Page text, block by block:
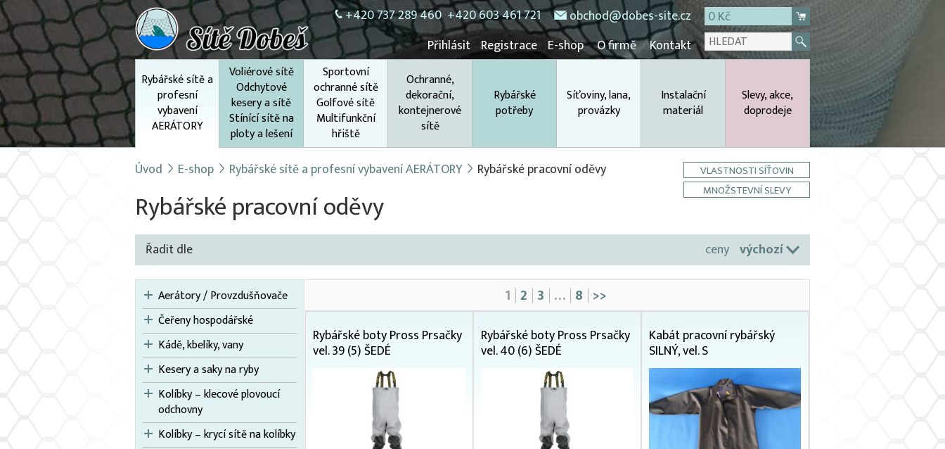
+420 737 289 460 +420 603 461 721 obchod@dobes-site.cz
0 Kč
Přihlásit Registrace E-shop O firmě Kontakt
Rybářské sítě a
profesní
vybavení
AERÁTORY
Voliérové sítě
Odchytové
kesery a sítě
Stínící sítě na
ploty a lešení
Sportovní
ochranné sítě
Golfové sítě
Multifunkční
hřiště
Ochranné,
dekorační,
kontejnerové
sítě
Rybářské
potřeby
Síťoviny, lana,
provázky
Instalační
materiál
Slevy, akce,
doprodeje
Úvod E-shop Rybářské sítě a profesní vybavení AERÁTORY Rybářské pracovní oděvy
VLASTNOSTI SÍŤOVIN
MNOŽSTEVNÍ SLEVY
Rybářské pracovní oděvy
Řadit dle ceny výchozí
Aerátory / Provzdušňovače
Čeřeny hospodářské
Kádě, kbelíky, vany
Kesery a saky na ryby
Kolíbky – klecové plovoucí
odchovny
Kolíbky – krycí sítě na kolíbky
1 2 3 … 8 >>
Rybářské boty Pross Prsačky
vel. 39 (5) ŠEDÉ
Rybářské boty Pross Prsačky
vel. 40 (6) ŠEDÉ
Kabát pracovní rybářský
SILNÝ, vel. S